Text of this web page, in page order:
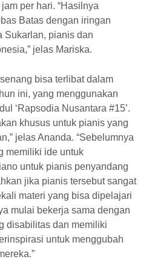
per hari. “Hasilnya
Batas dengan iringan
Sukarlan, pianis dan
jelas Mariska.
bisa terlibat dalam
ini, yang menggunakan
‘Rapsodia Nusantara #15’.
khusus untuk pianis yang
jelas Ananda. “Sebelumnya
memiliki ide untuk
untuk pianis penyandang
jika pianis tersebut sangat
materi yang bisa dipelajari
mulai bekerja sama dengan
disabilitas dan memiliki
untuk menggubah